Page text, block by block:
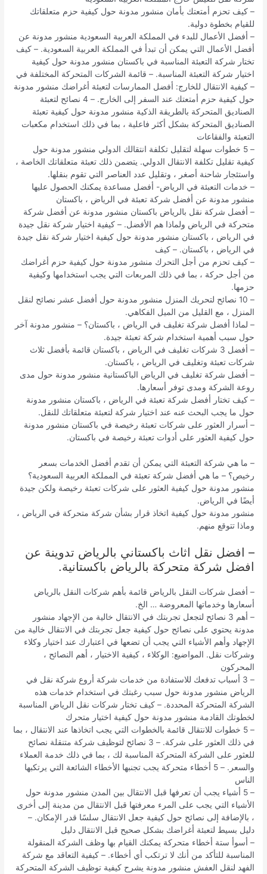
– كيف تحزم أمتعتك بأمان منشور مدونة حول كيفية حزم متعلقاتك
للقيام بخطوة دولية.
– أفضل الأعمال للبدء في المملكة العربية السعودية منشور مدونة عن
أفضل الأعمال التي يمكن أن تبدأ في المملكة العربية السعودية. – كيف
تختار شركة التعبئة المناسبة في باكستان منشور مدونة حول كيفية
اختيار شركة التعبئة المناسبة. – قائمة الشركات المتحركة المختلفة في
– كيفية الانتقال للخارج: أفضل الممارسات لتعبئة أغراضك منشور مدونة
حول كيفية حزم أمتعتك عند السفر إلى الخارج. – 4 نصائح لتعبئة
الصناديق المتحركة بالطريقة الذكية منشور مدونة حول كيفية تعبئة
الصناديق المتحركة بشكل أكثر فاعلية ، بما في ذلك استخدام مكعبات
التعبئة والفقاعات
– 5 خطوات سهلة لتقليل تكلفة انتقالك الدولي منشور مدونة حول
كيفية تقليل تكلفة الانتقال الدولي. يتضمن ذلك تعبئة متعلقاتك الخاصة ،
واستئجار شاحنة أصغر ، وتقليل عدد العناصر التي تقوم بنقلها.
– خدمات التعبئة في الرياض- أفضل مساعدة يمكنك الحصول عليها
منشور مدونة عن أفضل شركة تعبئة في الرياض ، باكستان
– أفضل شركة نقل بالرياض باكستان منشور مدونة عن أفضل شركة
متحركة في الرياض ولماذا هم الأفضل. – كيفية اختيار شركة نقل جيدة
في الرياض ، باكستان منشور مدونة حول كيفية اختيار شركة نقل جيدة
في الرياض ، باكستان. – كيف
– كيف تحزم من أجل التحرك منشور مدونة حول كيفية حزم أغراضك
من أجل حركة ، بما في ذلك المربعات التي يجب استخدامها وكيفية
حزمها.
– 10 نصائح لتحريك المنزل منشور مدونة حول أفضل عشر نصائح لنقل
المنزل ، مع القليل من الميل الفكاهي.
– لماذا أفضل شركة تغليف في الرياض ، باكستان؟ – منشور مدونة آخر
حول سبب أهمية استخدام شركة تعبئة جيدة.
– أفضل 3 شركات تغليف في الرياض ، باكستان قائمة بأفضل ثلاث
شركات تعبئة وتغليف في الرياض ، باكستان.
– أفضل شركة تغليف في الرياض الباكستانية منشور مدونة حول مدى
روعة الشركة ومدى توفر أسعارها.
– كيف تختار أفضل شركة تعبئة في الرياض ، باكستان منشور مدونة
حول ما يجب البحث عنه عند اختيار شركة لتعبئة متعلقاتك للنقل.
– أسرار العثور على شركات تعبئة رخيصة في باكستان منشور مدونة
حول كيفية العثور على أدوات تعبئة رخيصة في باكستان.
– ما هي شركة التعبئة التي يمكن أن تقدم أفضل الخدمات بسعر
رخيص؟ – ما هي أفضل شركة تعبئة في المملكة العربية السعودية؟
منشور مدونة حول كيفية العثور على شركات تعبئة رخيصة ولكن جيدة
أيضًا في الرياض.
منشور مدونة حول كيفية اتخاذ قرار بشأن شركة متحركة في الرياض ،
وماذا تتوقع منهم.
– افضل نقل اثاث باكستاني بالرياض تدوينة عن
افضل شركة متحركة بالرياض باكستانية.
– أفضل شركات النقل بالرياض قائمة بأهم شركات النقل بالرياض
أسعارها وخدماتها المعروضة … الخ.
– أهم 3 نصائح لتجعل تجربتك في الانتقال خالية من الإجهاد منشور
مدونة يحتوي على نصائح حول كيفية جعل تجربتك في الانتقال خالية من
الإجهاد وأهم الأشياء التي يجب أن تضعها في اعتبارك عند اختيار وكلاء
وشركات نقل. المواضيع: الوكلاء ، كيفية الاختيار ، أهم النصائح ،
المحركون
– 3 أسباب تدفعك للاستفادة من خدمات شركة أروع شركة نقل في
الرياض منشور مدونة حول سبب رغبتك في استخدام خدمات هذه
الشركة المتحركة المحددة. – كيف تختار شركات نقل الرياض المناسبة
لخطوتك القادمة منشور مدونة حول كيفية اختيار متحرك
– 5 خطوات للانتقال قائمة بالخطوات التي يجب اتخاذها عند الانتقال ، بما
في ذلك العثور على شركة. – 3 نصائح لتوظيف شركة متنقلة نصائح
للعثور على الشركة المتحركة المناسبة لك ، بما في ذلك خدمة العملاء
والسعر. – 5 أخطاء متحركة يجب تجنبها الأخطاء الشائعة التي يرتكبها
الناس
– 5 أشياء يجب أن تعرفها قبل الانتقال بين المدن منشور مدونة حول
الأشياء التي يجب على المرء معرفتها قبل الانتقال من مدينة إلى أخرى
، بالإضافة إلى نصائح حول كيفية جعل الانتقال سلسًا قدر الإمكان. –
دليل بسيط لتعبئة أغراضك بشكل صحيح قبل الانتقال دليل
– أسوأ ستة أخطاء متحركة يمكنك القيام بها وظف الشركة المنقولة
المناسبة للتأكد من أنك لا ترتكب أي أخطاء. – كيفية التعاقد مع شركة
الفهد لنقل العفش منشور مدونة يشرح كيفية توظيف الشركة المتحركة